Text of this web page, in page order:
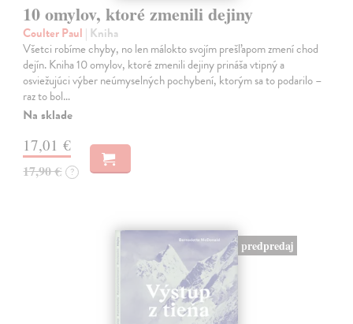
10 omylov, ktoré zmenili dejiny
Coulter Paul | Kniha
Všetci robíme chyby, no len málokto svojím prešľapom zmení chod
dejín. Kniha 10 omylov, ktoré zmenili dejiny prináša vtipný a
osviežujúci výber neúmyselných pochybení, ktorým sa to podarilo –
raz to bol…
Na sklade
17,01 €
17,90 € ?
predpredaj